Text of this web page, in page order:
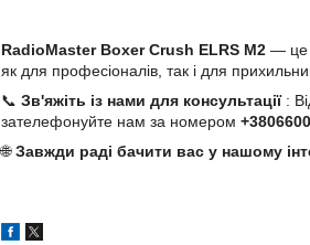
RadioMaster Boxer Crush ELRS M2 — це
як для професіоналів, так і для
📞 Зв'яжіть із нами для консультації:
зателефонуйте нам за номером
🌐Завжди раді бачити вас у нашому